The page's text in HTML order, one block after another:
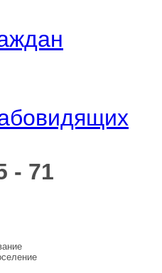
- 71